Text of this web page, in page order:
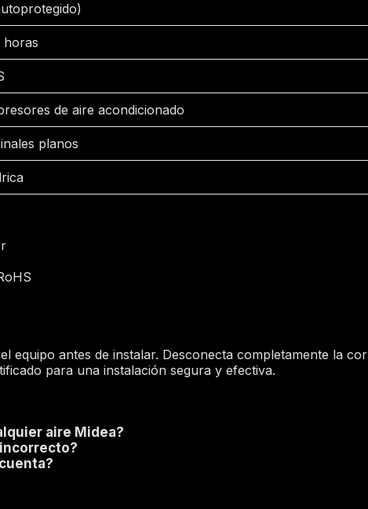
horas
de aire acondicionado
planos
equipo antes de instalar. Desconecta completamente la
para una instalación segura y efectiva.
aire Midea?